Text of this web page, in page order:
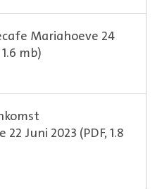
Mariahoeve 24
1.6 mb)
22 Juni 2023 (PDF, 1.8